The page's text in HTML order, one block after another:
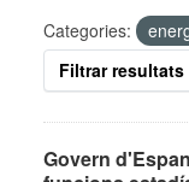
Categories:
Filtrar resultats
Govern